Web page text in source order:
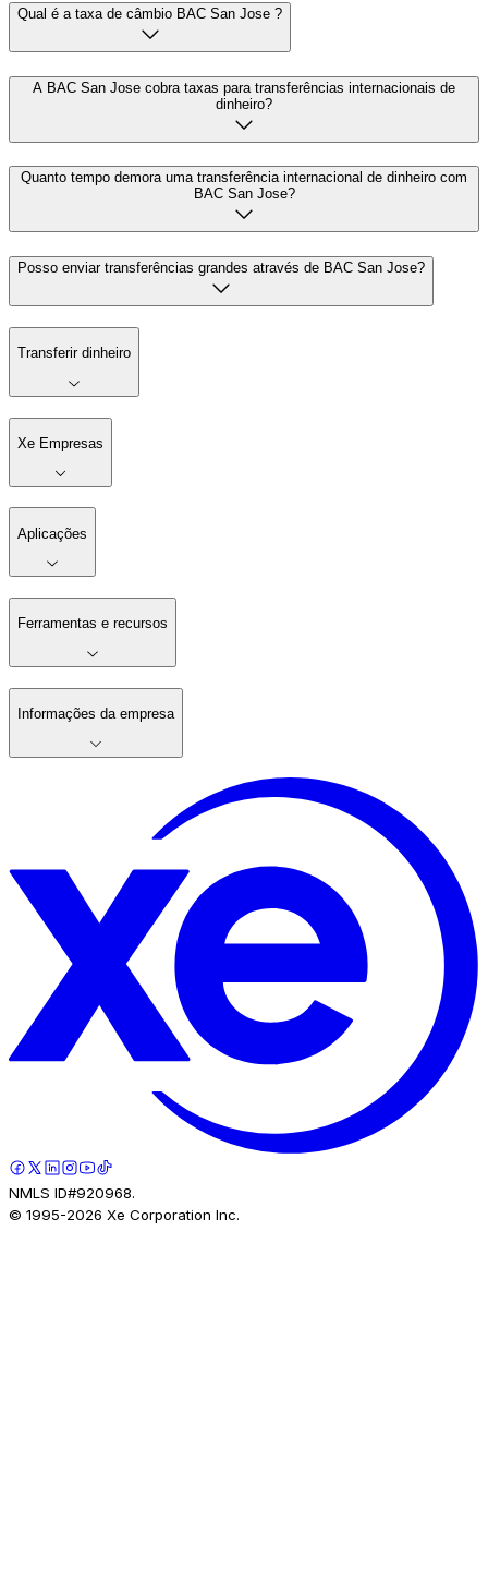
Qual é a taxa de câmbio BAC San Jose ?
A BAC San Jose cobra taxas para transferências internacionais de
dinheiro?
Quanto tempo demora uma transferência internacional de dinheiro com
BAC San Jose?
Posso enviar transferências grandes através de BAC San Jose?
Transferir dinheiro
Xe Empresas
Aplicações
Ferramentas e recursos
Informações da empresa
NMLS ID#920968.
© 1995-2026 Xe Corporation Inc.